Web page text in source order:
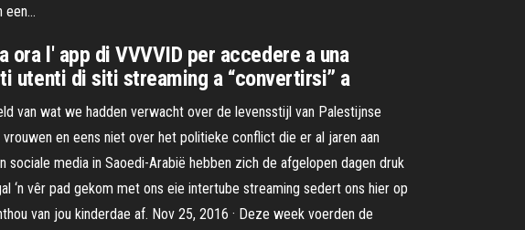
een…
l' app di VVVVID per accedere a una
utenti di siti streaming a “convertirsi” a
van wat we hadden verwacht over de levensstijl van Palestijnse
en eens niet over het politieke conflict die er al jaren aan
media in Saoedi-Arabië hebben zich de afgelopen dagen druk
‘n vêr pad gekom met ons eie intertube streaming sedert ons hier op
van jou kinderdae af. Nov 25, 2016 · Deze week voerden de